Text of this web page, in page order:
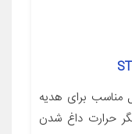
برای هدیه
حرارت داغ شدن